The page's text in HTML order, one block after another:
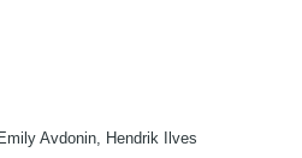
Avdonin, Hendrik Ilves